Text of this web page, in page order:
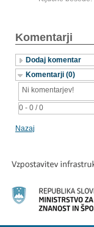
Komentarji
Dodaj komentar
Komentarji (0)
0 - 0 / 0
Ni komentarjev!
Nazaj